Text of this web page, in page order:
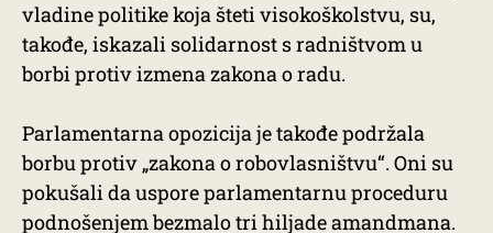
vladine politike koja šteti visokoškolstvu, su,
takođe, iskazali solidarnost s radništvom u
borbi protiv izmena zakona o radu.
Parlamentarna opozicija je takođe podržala
borbu protiv „zakona o robovlasništvu“. Oni su
pokušali da uspore parlamentarnu proceduru
podnošenjembezmalo tri hiljade amandmana.